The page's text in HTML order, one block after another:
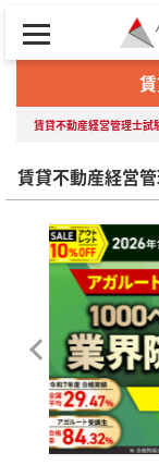
賃貸不動産経営管理士試
賃貸不動産経営